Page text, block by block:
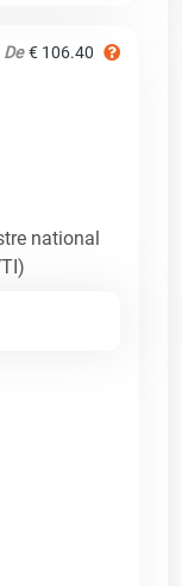
De € 106.40
national